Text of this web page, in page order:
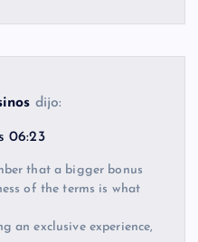
dijo:
06:23
that a bigger bonus
of the terms is what
an exclusive experience,